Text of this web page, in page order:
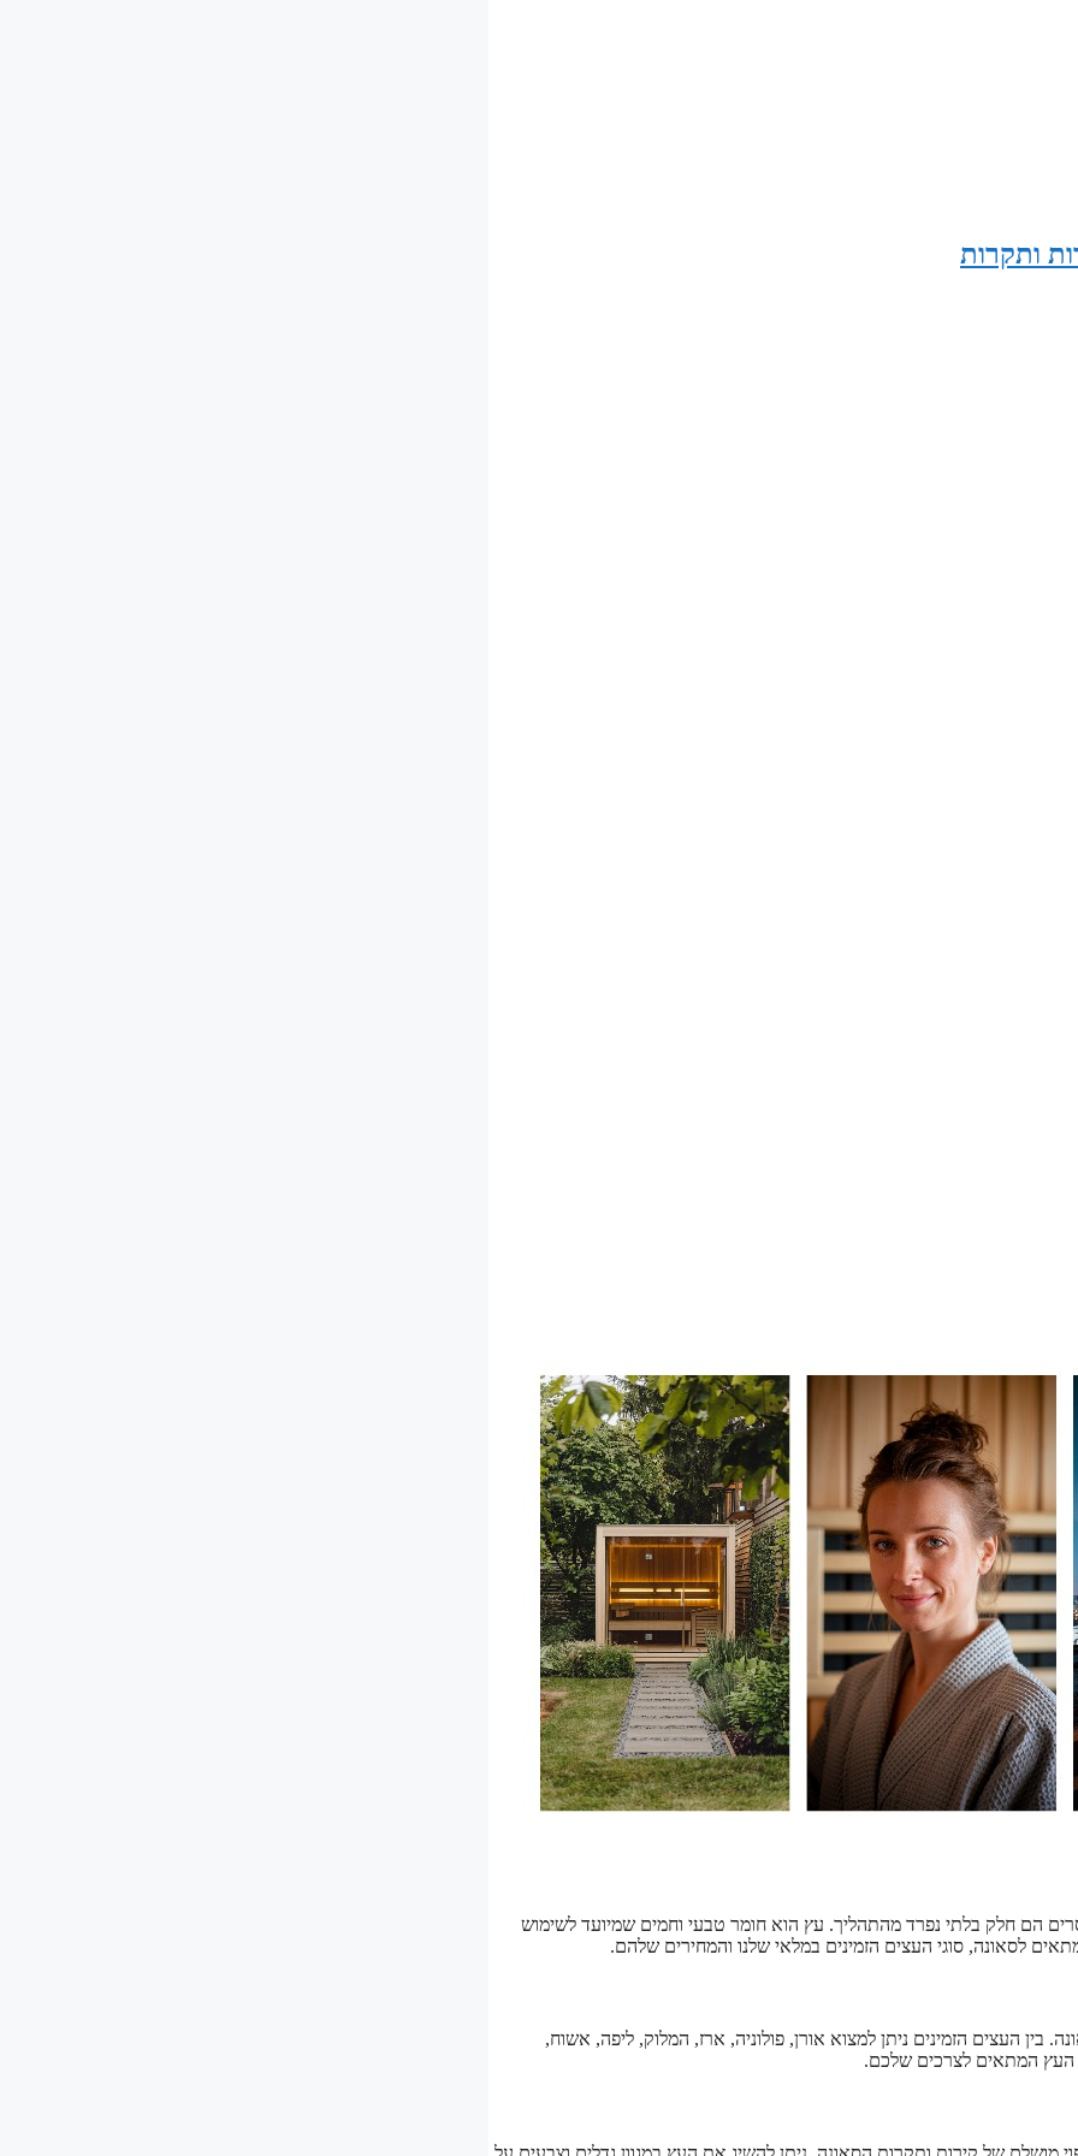
ותקרות
הם חלק בלתי נפרד מהתהליך. עץ הוא חומר טבעי וחמים שמיועד לשימוש
לסאונה, סוגי העצים הזמינים במלאי שלנו והמחירים שלהם.
בין העצים הזמינים ניתן למצוא אורן, פולוניה, ארז, המלוק, ליפה, אשוח,
העץ המתאים לצרכים שלכם.